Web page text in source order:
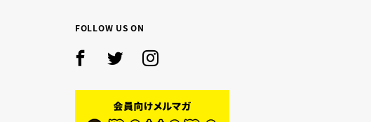
FOLLOW US ON
Facebook
TwitterInstagram